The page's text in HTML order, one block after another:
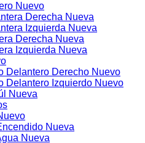
Nuevo
Derecha Nueva
Izquierda Nueva
Derecha Nueva
Izquierda Nueva
Delantero Derecho Nuevo
Delantero Izquierdo Nuevo
Nueva
Nueva
Nueva